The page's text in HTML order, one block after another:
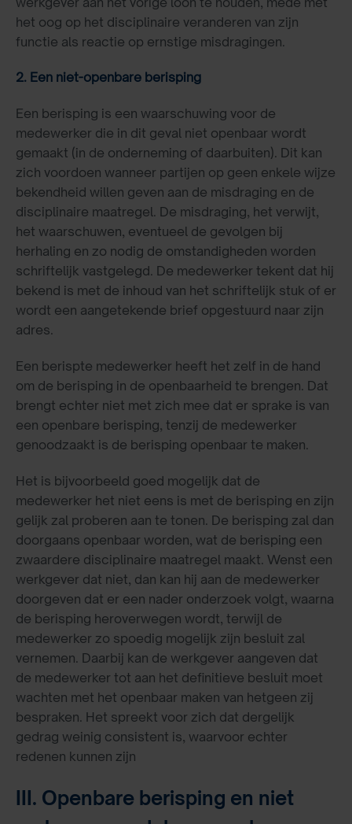
het oog op het disciplinaire veranderen van zijn
functie als reactie op ernstige misdragingen.
2. Een niet-openbare berisping
Een berisping is een waarschuwing voor de
medewerker die in dit geval niet openbaar wordt
gemaakt (in de onderneming of daarbuiten). Dit kan
zich voordoen wanneer partijen op geen enkele wijze
bekendheid willen geven aan de misdraging en de
disciplinaire maatregel. De misdraging, het verwijt,
het waarschuwen, eventueel de gevolgen bij
herhaling en zo nodig de omstandigheden worden
schriftelijk vastgelegd. De medewerker tekent dat hij
bekend is met de inhoud van het schriftelijk stuk of er
wordt een aangetekende brief opgestuurd naar zijn
adres.
Een berispte medewerker heeft het zelf in de hand
om de berisping in de openbaarheid te brengen. Dat
brengt echter niet met zich mee dat er sprake is van
een openbare berisping, tenzij de medewerker
genoodzaakt is de berisping openbaar te maken.
Het is bijvoorbeeld goed mogelijk dat de
medewerker het niet eens is met de berisping en zijn
gelijk zal proberen aan te tonen. De berisping zal dan
doorgaans openbaar worden, wat de berisping een
zwaardere disciplinaire maatregel maakt. Wenst een
werkgever dat niet, dan kan hij aan de medewerker
doorgeven dat er een nader onderzoek volgt, waarna
de berisping heroverwegen wordt, terwijl de
medewerker zo spoedig mogelijk zijn besluit zal
vernemen. Daarbij kan de werkgever aangeven dat
de medewerker tot aan het definitieve besluit moet
wachten met het openbaar maken van hetgeen zij
bespraken. Het spreekt voor zich dat dergelijk
gedrag weinig consistent is, waarvoor echter
redenen kunnen zijn
III. Openbare berisping en niet